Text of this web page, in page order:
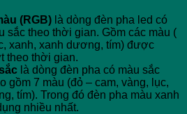
(RGB) là dòng đèn pha led có
sắc theo thời gian. Gồm các màu (
xanh, xanh dương, tím) được
theo thời gian.
là dòng đèn pha có màu sắc
gồm 7 màu (đỏ – cam, vàng, lục,
tím). Trong đó đèn pha màu xanh
nhiều nhất.